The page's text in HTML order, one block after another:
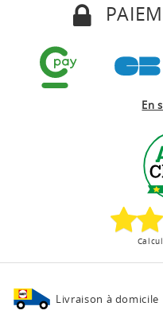
En
Livraison à domicile